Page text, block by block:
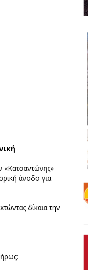
«Κατσαντώνης»
άνοδο για
δίκαια την